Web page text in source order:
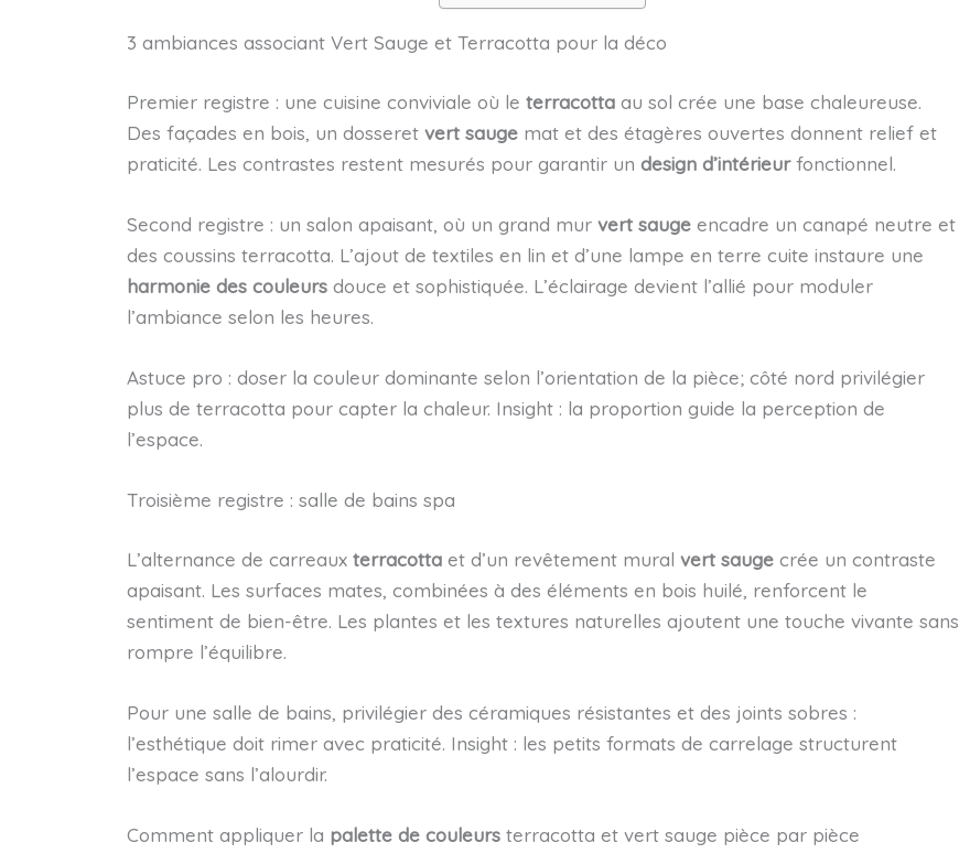
3 ambiances associant Vert Sauge et Terracotta pour la déco
Premier registre : une cuisine conviviale où le terracottaau sol crée une base chaleureuse.
Des façades en bois, un dosseret vert saugemat et des étagères ouvertes donnent relief et
praticité. Les contrastes restent mesurés pour garantir un design d’intérieurfonctionnel.
Second registre : un salon apaisant, où un grand mur vert saugeencadre un canapé neutre et
des coussins terracotta. L’ajout de textiles en lin et d’une lampe en terre cuite instaure une
harmonie des couleursdouce et sophistiquée. L’éclairage devient l’allié pour moduler
l’ambiance selon les heures.
Astuce pro : doser la couleur dominante selon l’orientation de la pièce; côté nord privilégier
plus de terracotta pour capter la chaleur. Insight : la proportion guide la perception de
l’espace.
Troisième registre : salle de bains spa
L’alternance de carreaux terracottaet d’un revêtement mural vert saugecrée un contraste
apaisant. Les surfaces mates, combinées à des éléments en bois huilé, renforcent le
sentiment de bien-être. Les plantes et les textures naturelles ajoutent une touche vivante sans
rompre l’équilibre.
Pour une salle de bains, privilégier des céramiques résistantes et des joints sobres :
l’esthétique doit rimer avec praticité. Insight : les petits formats de carrelage structurent
l’espace sans l’alourdir.
Comment appliquer la palette de couleursterracotta et vert sauge pièce par pièce